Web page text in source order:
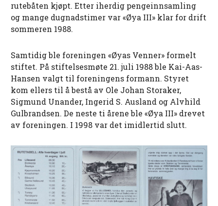
rutebåten kjøpt. Etter iherdig pengeinnsamling
og mange dugnadstimer var «Øya III» klar for drift
sommeren 1988.
Samtidig ble foreningen «Øyas Venner» formelt
stiftet. På stiftelsesmøte 21. juli 1988 ble Kai-Aas-
Hansen valgt til foreningens formann. Styret
kom ellers til å bestå av Ole Johan Storaker,
Sigmund Unander, Ingerid S. Ausland og Alvhild
Gulbrandsen. De neste ti årene ble «Øya III» drevet
av foreningen. I 1998 var det imidlertid slutt.